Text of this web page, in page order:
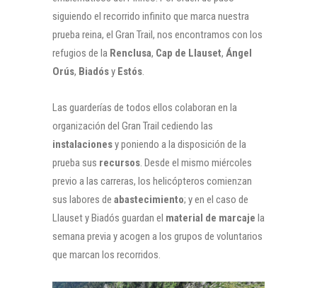
siguiendo el recorrido infinito que marca nuestra
prueba reina, el Gran Trail, nos encontramos con los
refugios de la Renclusa, Cap de Llauset, Ángel
Orús, Biadósy Estós.
Las guarderías de todos ellos colaboran en la
organización del Gran Trail cediendo las
instalacionesy poniendo a la disposición de la
prueba sus recursos. Desde el mismo miércoles
previo a las carreras, los helicópteros comienzan
sus labores de abastecimiento; y en el caso de
Llauset y Biadós guardan el material de marcaje la
semana previa y acogen a los grupos de voluntarios
que marcan los recorridos.